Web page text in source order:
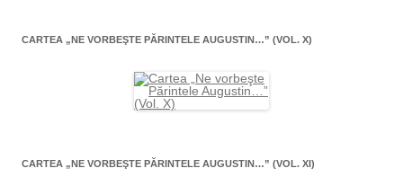
CARTEA „NE VORBEŞTE PĂRINTELE AUGUSTIN…” (VOL. X)
CARTEA „NE VORBEŞTE PĂRINTELE AUGUSTIN…” (VOL. XI)